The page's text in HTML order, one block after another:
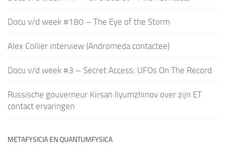
Docu v/d week #180 – The Eye of the Storm
Alex Collier interview (Andromeda contactee)
Docu v/d week #3 – Secret Access: UFOs On The Record
Russische gouverneur Kirsan Ilyumzhinov over zijn ET
contact ervaringen
METAFYSICIA EN QUANTUMFYSICA